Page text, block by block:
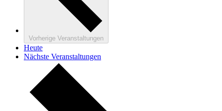
Vorherige Veranstaltungen
Heute
Nächste Veranstaltungen